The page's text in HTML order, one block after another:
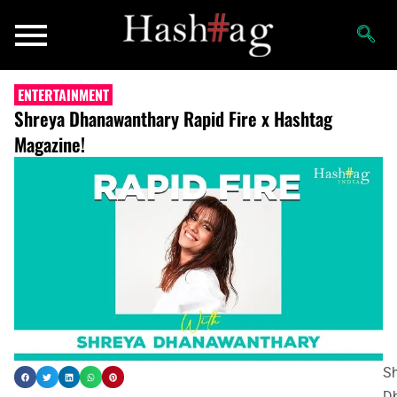
ENTERTAINMENT
Shreya Dhanawanthary Rapid Fire x Hashtag
Magazine!